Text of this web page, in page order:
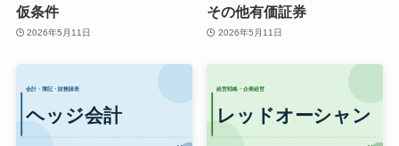
仮条件
2026年5月11日
その他有価証券
2026年5月11日